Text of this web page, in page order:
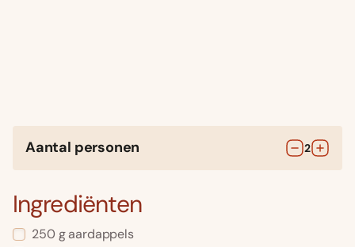
Aantal personen 2
Ingrediënten
250 g aardappels